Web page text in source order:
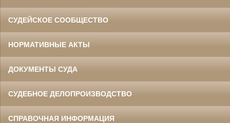
СУДЕЙСКОЕ СООБЩЕСТВО
НОРМАТИВНЫЕ АКТЫ
ДОКУМЕНТЫ СУДА
СУДЕБНОЕ ДЕЛОПРОИЗВОДСТВО
СПРАВОЧНАЯ ИНФОРМАЦИЯ